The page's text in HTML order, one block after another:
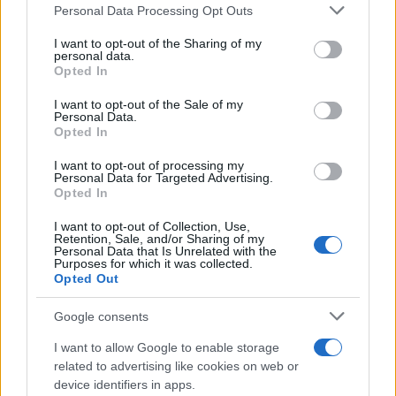
Please note that this website/app uses one or more Google
not limited to your visit or usage behaviour. You may click to
grant or deny consent to Google and its third-party tags to
use your data for below specified purposes in below Google
consent section.
Personal Data Processing Opt Outs
I want to opt-out of the Sharing of my
personal data.
Opted In
I want to opt-out of the Sale of my
Personal Data.
Opted In
I want to opt-out of processing my
Personal Data for Targeted Advertising.
Opted In
I want to opt-out of Collection, Use,
Retention, Sale, and/or Sharing of my
Personal Data that Is Unrelated with the
Purposes for which it was collected.
Opted Out
Google consents
I want to allow Google to enable storage
related to advertising like cookies on web or
device identifiers in apps.
Διαβατών με ελέγχους
ατόμων και
ακινητοποίηση 10
Συνολικά ελέγχθηκαν 113
άτομα και 90 οχήματα
πριν 1 ώρα
«Δανείστηκε»
αυτοκίνητο από
εταιρεία ενοικιάσεων
τροχαίο στο κέντρο
52χρονος καλλιεργούσε
κάνναβη στην αυλή του
σπιτιού του στο Κορδελιό